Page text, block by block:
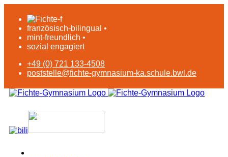
französisch-bilingual •
mint-freundlich •
sozial engagiert
+49 (0) 721 133-4508
poststelle@fichte-gymnasium-ka.schule.bwl.de